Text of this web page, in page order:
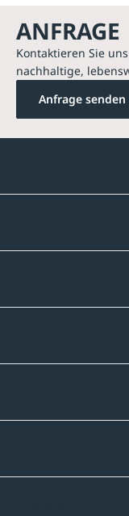
ANFRAGE
Kontaktieren Sie
nachhaltige,
Anfrage senden